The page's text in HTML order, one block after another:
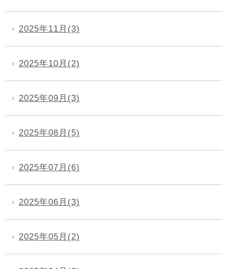
2025年11月(3)
2025年10月(2)
2025年09月(3)
2025年08月(5)
2025年07月(6)
2025年06月(3)
2025年05月(2)